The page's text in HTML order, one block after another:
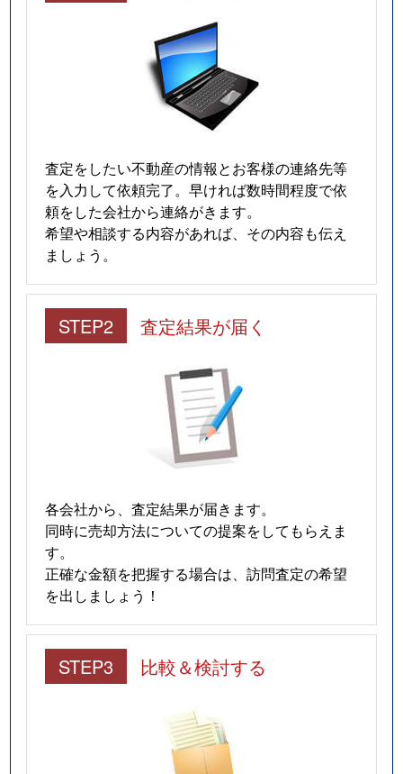
査定をしたい不動産の情報とお客様の連絡先等
を入力して依頼完了。早ければ数時間程度で依
頼をした会社から連絡がきます。
希望や相談する内容があれば、その内容も伝え
ましょう。
STEP2 査定結果が届く
各会社から、査定結果が届きます。
同時に売却方法についての提案をしてもらえま
す。
正確な金額を把握する場合は、訪問査定の希望
を出しましょう！
STEP3 比較＆検討する